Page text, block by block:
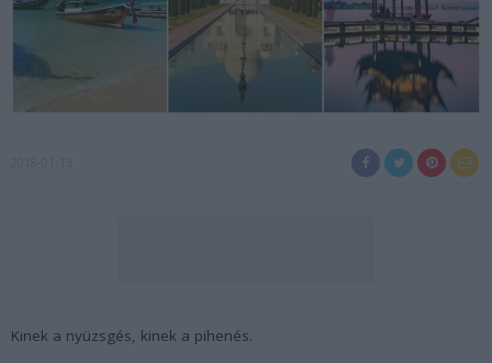
Kinek a nyüzsgés, kinek a pihenés.